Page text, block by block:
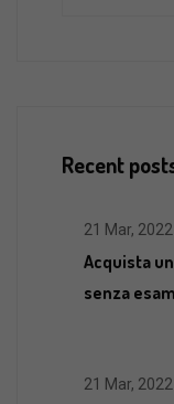
Recent
21 Mar, 2022
Acquista
senza
21 Mar, 2022